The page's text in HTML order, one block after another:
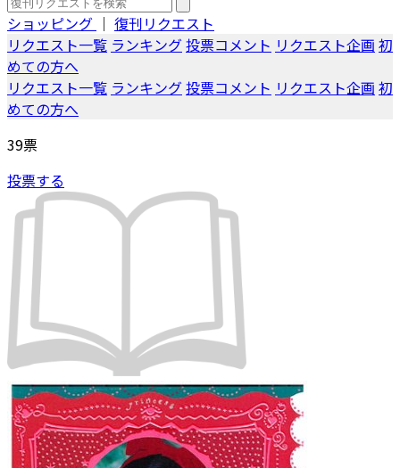
ショッピング ｜ 復刊リクエスト
リクエスト一覧 ランキング投票コメント リクエスト企画 初
めての方へ
リクエスト一覧 ランキング投票コメント リクエスト企画 初
めての方へ
39票
投票する